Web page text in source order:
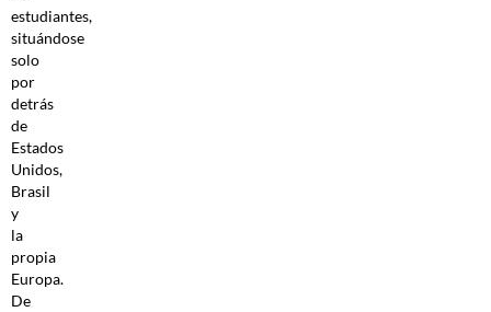
estudiantes,
situándose
solo
por
detrás
de
Estados
Unidos,
Brasil
y
la
propia
Europa.
De